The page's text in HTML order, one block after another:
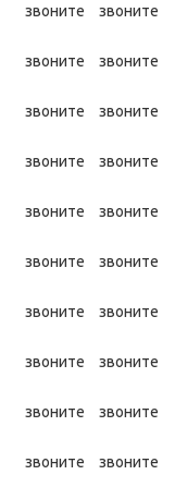
звоните звоните
звоните
звоните
звоните звоните
звоните
звоните
звоните звоните
звоните
звоните
звоните звоните
звоните
звоните
звоните звоните
звоните
звоните